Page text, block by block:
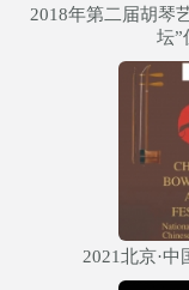
2018年第二届胡琴
坛”
2021北京·